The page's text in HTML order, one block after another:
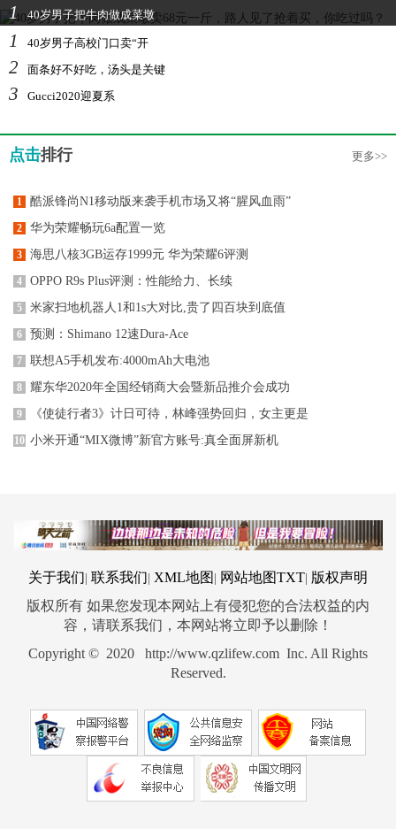
1 40岁男子把牛肉做成菜墩
1 40岁男子高校门口卖“开
2 面条好不好吃，汤头是关键
3 Gucci2020迎夏系
点击排行 更多>>
1 酷派锋尚N1移动版来袭手机市场又将“腥风血雨”
2 华为荣耀畅玩6a配置一览
3 海思八核3GB运存1999元 华为荣耀6评测
4 OPPO R9s Plus评测：性能给力、长续
5 米家扫地机器人1和1s大对比,贵了四百块到底值
6 预测：Shimano 12速Dura-Ace
7 联想A5手机发布:4000mAh大电池
8 耀东华2020年全国经销商大会暨新品推介会成功
9 《使徒行者3》计日可待，林峰强势回归，女主更是
10 小米开通“MIX微博”新官方账号:真全面屏新机
关于我们 联系我们 XML地图 网站地图TXT 版权声明
版权所有 如果您发现本网站上有侵犯您的合法权益的内
容，请联系我们，本网站将立即予以删除！
Copyright © 2020 http://www.qzlifew.com Inc. All Rights
Reserved.